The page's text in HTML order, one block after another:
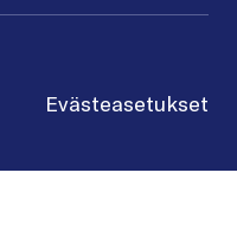
Evästeasetukset